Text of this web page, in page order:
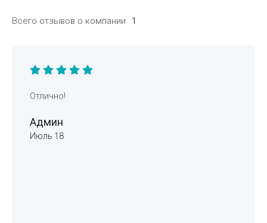
Всего отзывов о компании 1
Отлично!
Админ
Июль 18